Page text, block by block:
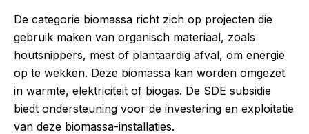
De categorie biomassa richt zich op projecten die
gebruik maken van organisch materiaal, zoals
houtsnippers, mest of plantaardig afval, om energie
op te wekken. Deze biomassa kan worden omgezet
in warmte, elektriciteit of biogas. De SDE subsidie
biedt ondersteuning voor de investering en exploitatie
van deze biomassa-installaties.